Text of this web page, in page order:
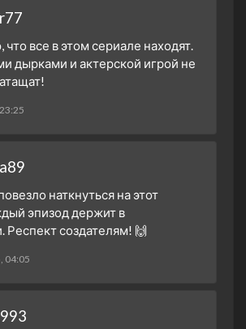
все в этом сериале находят.
дырками и актерской игрой не
наткнуться на этот
эпизод держит в
Респект создателям! 🙌
04:05